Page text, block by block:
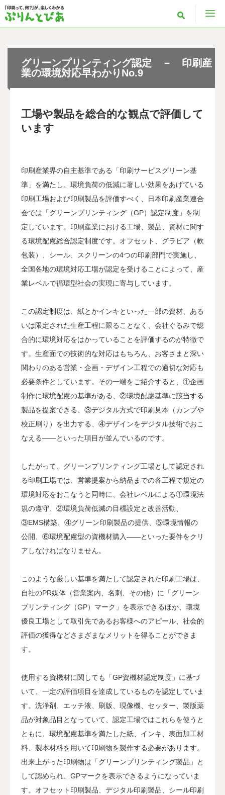
グリーンプリンティング認定 － 印刷産
業の環境対応早わかりNo.9
工場や製品を総合的な観点で評価して
います
印刷産業界の自主基準である「印刷サービスグリーン基
準」を満たし、環境負荷の低減に著しい効果をあげている
印刷工場および印刷製品を評価すべく、日本印刷産業連合
会では「グリーンプリンティング（GP）認定制度」を制
定しています。印刷産業における工場、製品、資材に関す
る環境配慮総合認定制度です。オフセット、グラビア（軟
包装）、シール、スクリーンの4つの印刷部門で実施し、
全国各地の環境対応工場が認定を受けることによって、産
業レベルで循環型社会の実現に寄与しています。
この認定制度は、紙とかインキといった一部の資材、ある
いは限定された生産工程に限ることなく、会社ぐるみで総
合的に環境対応をはかっていることを評価するのが特徴で
す。生産面での技術的な対応はもちろん、お客さまと深い
関わりのある営業・企画・デザイン工程での適切な対応も
必要条件としています。その一端をご紹介すると、①企画
制作に環境配慮の基準がある、②環境配慮基準に該当する
製品を提案できる、③デジタル方式で印刷見本（カンプや
校正刷り）を出力する、④デザインをデジタル技術でおこ
なえる——といった項目が並んでいるのです。
したがって、グリーンプリンティング工場として認定され
る印刷工場では、営業提案から納品までの各工程で規定の
環境対応をおこなうと同時に、会社レベルによる①環境法
規の遵守、②環境負荷低減の目標設定と改善活動、
③EMS構築、④グリーン印刷製品の提供、⑤環境情報の
公開、⑥環境配慮型の資機材購入——といった要件をクリ
アしなければなりません。
このような厳しい基準を満たして認定された印刷工場は、
自社のPR媒体（営業案内、名刺、その他）に「グリーン
プリンティング（GP）マーク」を表示できるほか、環境
優良工場として取引先であるお客様へのアピール、社会的
評価の獲得などさまざまなメリットを得ることができま
す。
使用する資機材に関しても「GP資機材認定制度」に基づ
いて、一定の評価項目を達成しているものを認定していま
す。洗浄剤、エッチ液、刷版、現像機、セッター、製版薬
品が対象品目となっていて、認定工場ではこれらを使うと
ともに、環境配慮基準を満たした紙、インキ、表面加工材
料、製本材料を用いて印刷物を製作する必要があります。
出来上がった印刷物は「グリーンプリンティング製品」と
して認められ、GPマークを表示できるようになっていま
す。オフセット印刷製品、デジタル印刷製品、シール印刷